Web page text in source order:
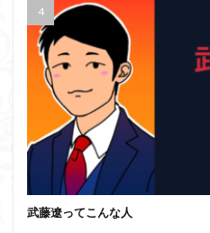
武藤遼ってこんな人